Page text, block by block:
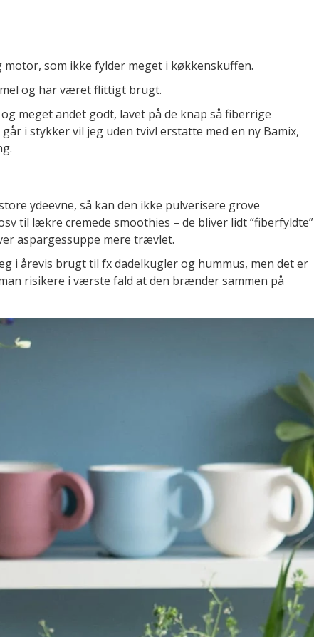
som ikke fylder meget i køkkenskuffen.
og har været flittigt brugt.
meget andet godt, lavet på de knap så fiberrige
i stykker vil jeg uden tvivl erstatte med en ny Bamix,
ydeevne, så kan den ikke pulverisere grove
til lækre cremede smoothies – de bliver lidt “fiberfyldte”
aspargessuppe mere trævlet.
i årevis brugt til fx dadelkugler og hummus, men det er
risikere i værste fald at den brænder sammen på